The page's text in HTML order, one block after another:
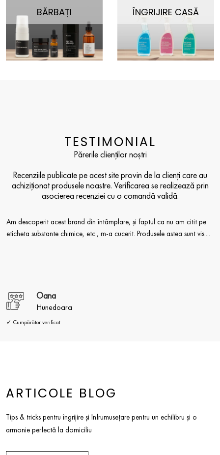
BĂRBAȚI ÎNGRIJIRE CASĂ
TESTIMONIAL
Părerile clienților noștri
Recenziile publicate pe acest site provin de la clienți care au
achiziționat produsele noastre. Verificarea se realizează prin
asocierea recenziei cu o comandă validă.
Am descoperit acest brand din întâmplare, și faptul ca nu am citit pe
eticheta substante chimice, etc., m-a cucerit. Produsele astea sunt vis....
Oana
Hunedoara
✓ Cumpărător verificat
ARTICOLE BLOG
Tips & tricks pentru îngrijire și înfrumusețare pentru un echilibru și o
armonie perfectă la domiciliu